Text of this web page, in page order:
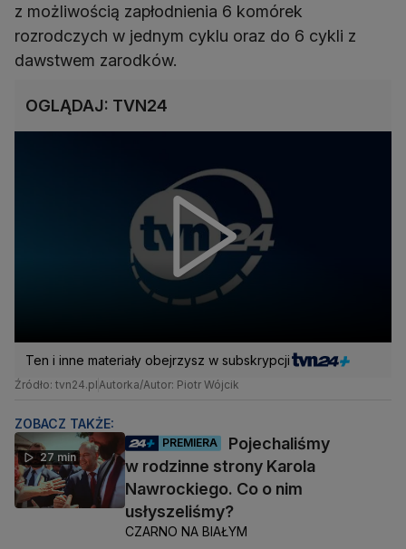
z możliwością zapłodnienia 6 komórek
rozrodczych w jednym cyklu oraz do 6 cykli z
dawstwem zarodków.
OGLĄDAJ: TVN24
Ten i inne materiały obejrzysz w subskrypcji
Źródło: tvn24.pl Autorka/Autor: Piotr Wójcik
ZOBACZ TAKŻE:
27 min
PREMIERA
Pojechaliśmy
w rodzinne strony Karola
Nawrockiego. Co o nim
usłyszeliśmy?
CZARNO NA BIAŁYM